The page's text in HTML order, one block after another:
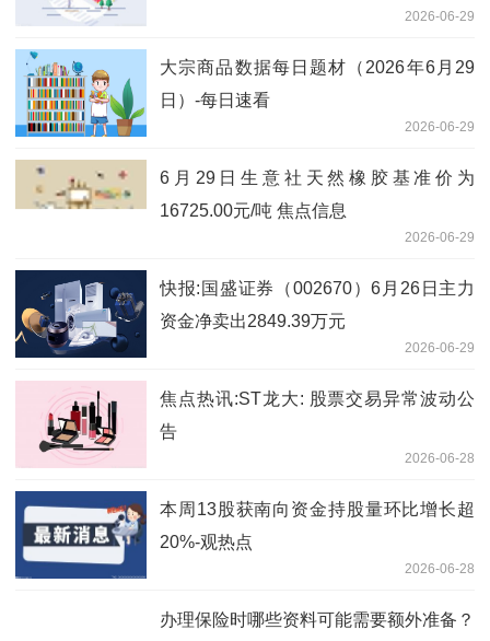
2026-06-29
大宗商品数据每日题材（2026年6月29
日）​-每日速看
2026-06-29
6月29日生意社天然橡胶基准价为
16725.00元/吨 焦点信息
2026-06-29
快报:国盛证券（002670）6月26日主力
资金净卖出2849.39万元
2026-06-29
焦点热讯:ST龙大: 股票交易异常波动公
告
2026-06-28
本周13股获南向资金持股量环比增长超
20%-观热点
2026-06-28
办理保险时哪些资料可能需要额外准备？